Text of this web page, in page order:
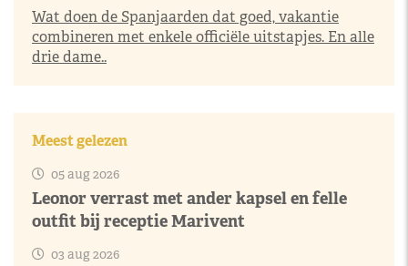
Wat doen de Spanjaarden dat goed, vakantie
combineren met enkele officiële uitstapjes. En alle
drie dame..
Meest gelezen
05 aug 2026
Leonor verrast met ander kapsel en felle
outfit bij receptie Marivent
03 aug 2026